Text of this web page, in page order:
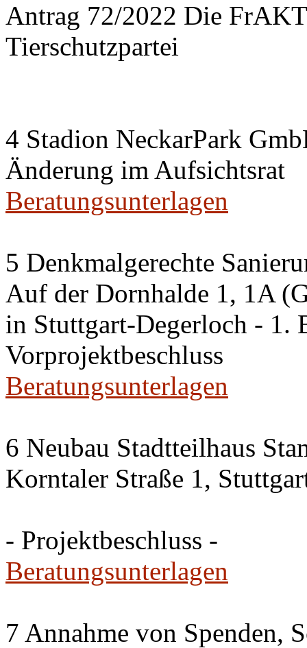
Antrag 72/2022 Die
Tierschutzpartei
4 Stadion NeckarPark
Änderung im Aufsichtsrat
Beratungsunterlagen
5 Denkmalgerechte
Auf der Dornhalde 1, 1A
in Stuttgart-Degerloch - 1.
Vorprojektbeschluss
Beratungsunterlagen
6 Neubau Stadtteilhaus
Korntaler Straße 1,
- Projektbeschluss -
Beratungsunterlagen
7 Annahme von Spenden,